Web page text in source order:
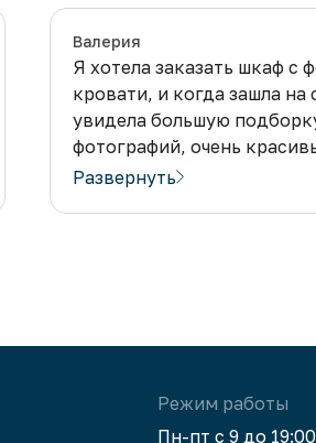
Валерия
Я хотела заказать шкаф с
кровати, и когда зашла на
увидела большую
фотографий, очень
на фотографии цветов.
Развернуть
Режим работы
Пн-пт с 9 до 19:00